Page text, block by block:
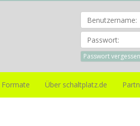
Passwort vergessen
Formate Über schaltplatz.de